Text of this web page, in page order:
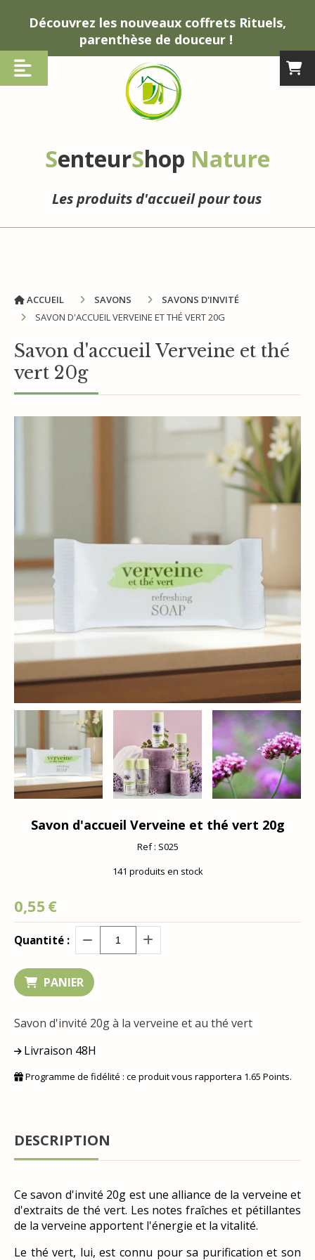
Découvrez les nouveaux coffrets Rituels,
parenthèse de douceur !
SenteurShop Nature
Les produits d'accueil pour tous
ACCUEIL SAVONS
SAVONS D'INVITÉ
SAVON D'ACCUEIL VERVEINE ET THÉ VERT 20G
Savon d'accueil Verveine et thé
vert 20g
Savon d'accueil Verveine et thé vert 20g
Ref : S025
0,55€
141 produits en stock
Quantité :
PANIER
Savon d'invité 20g à la verveine et au thé vert
Livraison 48H
Programme de fidélité : ce produit vous rapportera 1.65 Points.
DESCRIPTION
Ce savon d'invité 20g est une alliance de la verveine et
d'extraits de thé vert. Les notes fraîches et pétillantes
de la verveine apportent l'énergie et la vitalité.
Le thé vert, lui, est connu pour sa purification et son